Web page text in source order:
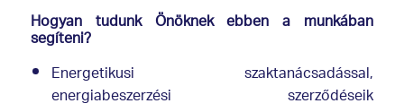
Hogyan tudunk Önöknek ebben a munkában
segíteni?
Energetikusi szaktanácsadással,
energiabeszerzési szerződéseik